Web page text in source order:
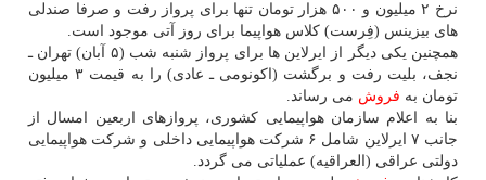
نرخ ۲ میلیون و ۵۰۰ هزار تومان تنها برای پرواز رفت و صرفا صندلی
های بیزینس (فِرست) كلاس هواپیما برای روز آتی موجود است.
همچنین یكی دیگر از ایرلاین ها برای پرواز شنبه شب (۵ آبان) تهران ـ
نجف، بلیت رفت و برگشت (اكونومی ـ عادی) را به قیمت ۳ میلیون
تومان به فروش می رساند.
بنا به اعلام سازمان هواپیمایی كشوری، پروازهای اربعین امسال از
جانب ۷ ایرلاین شامل ۶ شركت هواپیمایی داخلی و شركت هواپیمایی
دولتی عراقی (العراقیه) عملیاتی می گردد.